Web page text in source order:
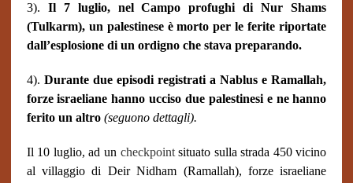
3). Il 7 luglio, nel Campo profughi di Nur Shams
(Tulkarm), un palestinese è morto per le ferite riportate
dall’esplosione di un ordigno che stava preparando.
4). Durante due episodi registrati a Nablus e Ramallah,
forze israeliane hanno ucciso due palestinesi e ne hanno
ferito un altro (seguono dettagli).
Il 10 luglio, ad un checkpointsituato sulla strada 450 vicino
al villaggio di Deir Nidham (Ramallah), forze israeliane